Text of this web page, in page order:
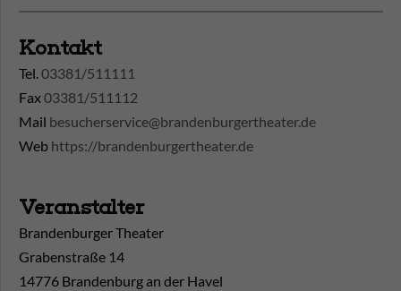
Kontakt
Tel.03381/511111
Fax03381/511112
Mail besucherservice@brandenburgertheater.de
Web https://brandenburgertheater.de
Veranstalter
Brandenburger Theater
Grabenstraße 14
14776 Brandenburg an der Havel